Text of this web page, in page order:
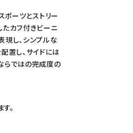
ーツとストリー
たカフ付きビーニ
現し、シンプルな
置し、サイドには
らではの完成度の
。